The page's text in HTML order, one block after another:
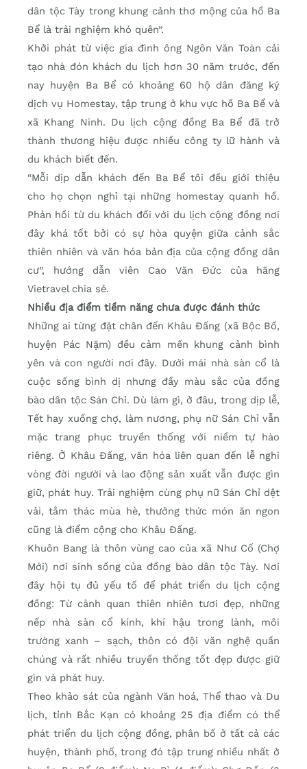
dân tộc Tày trong khung cảnh thơ mộng của hồ Ba
Bể là trải nghiệm khó quên”.
Khởi phát từ việc gia đình ông Ngôn Văn Toàn cải
tạo nhà đón khách du lịch hơn 30 năm trước, đến
nay huyện Ba Bể có khoảng 60 hộ dân đăng ký
dịch vụ Homestay, tập trung ở khu vực hồ Ba Bể và
xã Khang Ninh. Du lịch cộng đồng Ba Bể đã trở
thành thương hiệu được nhiều công ty lữ hành và
du khách biết đến.
“Mỗi dịp dẫn khách đến Ba Bể tôi đều giới thiệu
cho họ chọn nghỉ tại những homestay quanh hồ.
Phản hồi từ du khách đối với du lịch cộng đồng nơi
đây khá tốt bởi có sự hòa quyện giữa cảnh sắc
thiên nhiên và văn hóa bản địa của cộng đồng dân
cư”, hướng dẫn viên Cao Văn Đức của hãng
Vietravel chia sẻ.
Nhiều địa điểm tiềm năng chưa được đánh thức
Những ai từng đặt chân đến Khâu Đấng (xã Bộc Bố,
huyện Pác Nặm) đều cảm mến khung cảnh bình
yên và con người nơi đây. Dưới mái nhà sàn cổ là
cuộc sống bình dị nhưng đầy màu sắc của đồng
bào dân tộc Sán Chỉ. Dù làm gì, ở đâu, trong dịp lễ,
Tết hay xuống chợ, làm nương, phụ nữ Sán Chỉ vẫn
mặc trang phục truyền thống với niềm tự hào
riêng. Ở Khâu Đấng, văn hóa liên quan đến lễ nghi
vòng đời người và lao động sản xuất vẫn được gìn
giữ, phát huy. Trải nghiệm cùng phụ nữ Sán Chỉ dệt
vải, tắm thác mùa hè, thưởng thức món ăn ngon
cũng là điểm cộng cho Khâu Đấng.
Khuôn Bang là thôn vùng cao của xã Như Cố (Chợ
Mới) nơi sinh sống của đồng bào dân tộc Tày. Nơi
đây hội tụ đủ yếu tố để phát triển du lịch cộng
đồng: Từ cảnh quan thiên nhiên tươi đẹp, những
nếp nhà sàn cổ kính, khí hậu trong lành, môi
trường xanh – sạch, thôn có đội văn nghệ quần
chúng và rất nhiều truyền thống tốt đẹp được giữ
gìn và phát huy.
Theo khảo sát của ngành Văn hoá, Thể thao và Du
lịch, tỉnh Bắc Kạn có khoảng 25 địa điểm có thể
phát triển du lịch cộng đồng, phân bố ở tất cả các
huyện, thành phố, trong đó tập trung nhiều nhất ở